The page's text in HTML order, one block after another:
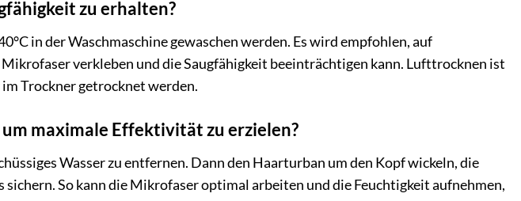
zu erhalten?
in der Waschmaschine gewaschen werden. Es wird empfohlen, auf
verkleben und die Saugfähigkeit beeinträchtigen kann. Lufttrocknen ist
Trockner getrocknet werden.
maximale Effektivität zu erzielen?
Wasser zu entfernen. Dann den Haarturban um den Kopf wickeln, die
So kann die Mikrofaser optimal arbeiten und die Feuchtigkeit aufnehmen,